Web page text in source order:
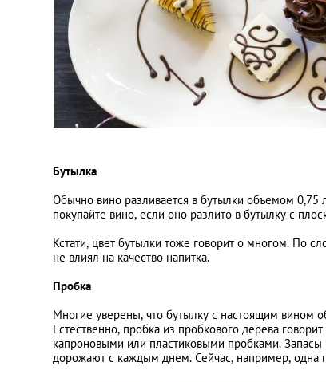
Бутылка
Обычно вино разливается в бутылки объемом 0,75
покупайте вино, если оно разлито в бутылку с
Кстати, цвет бутылки тоже говорит о многом. По
не влиял на качество напитка.
Пробка
Многие уверены, что бутылку с настоящим вином
Естественно, пробка из пробкового дерева
капроновыми или пластиковыми пробками. Запасы
дорожают с каждым днем. Сейчас, например, одна